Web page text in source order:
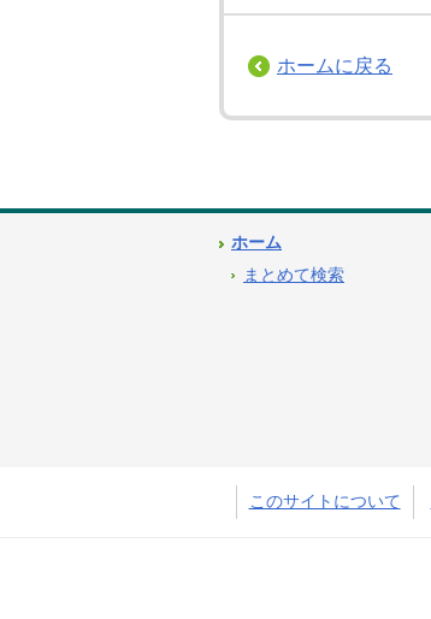
ホームに戻る
ホーム
まとめて検索
このサイトについて